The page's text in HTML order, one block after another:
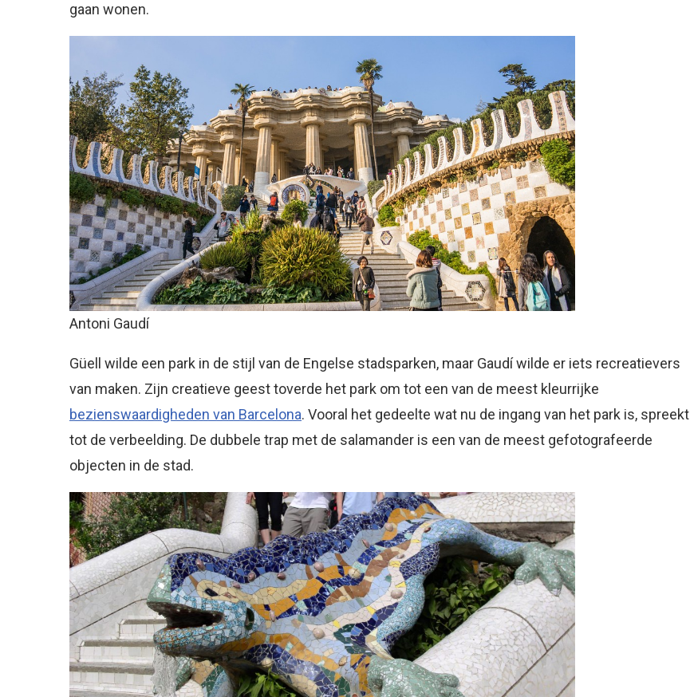
gaan wonen.
Antoni Gaudí
Güell wilde een park in de stijl van de Engelse stadsparken, maar Gaudí wilde er iets recreatievers
van maken. Zijn creatieve geest toverde het park om tot een van de meest kleurrijke
bezienswaardigheden van Barcelona. Vooral het gedeelte wat nu de ingang van het park is, spreekt
tot de verbeelding. De dubbele trap met de salamander is een van de meest gefotografeerde
objecten in de stad.